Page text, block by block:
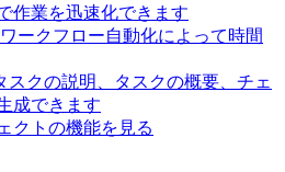
作業を迅速化できます
ークフロー自動化によって時間
スクの説明、タスクの概要、チェ
成できます
クトの機能を見る